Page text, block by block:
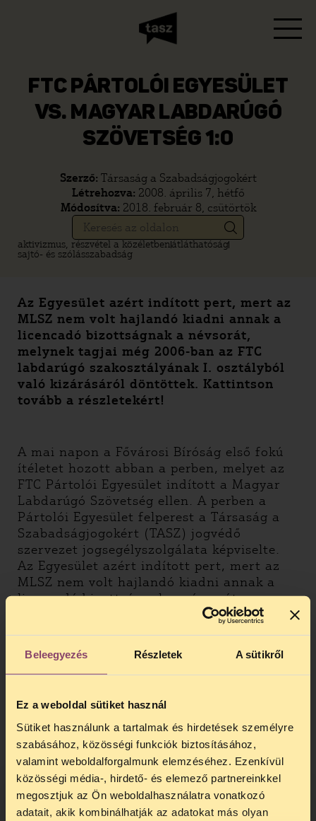
Beleegyezés Részletek A sütikről
Ez a weboldal sütiket használ
Sütiket használunk a tartalmak és hirdetések személyre
szabásához, közösségi funkciók biztosításához,
valamint weboldalforgalmunk elemzéséhez. Ezenkívül
közösségi média-, hirdető- és elemező partnereinkkel
megosztjuk az Ön weboldalhasználatra vonatkozó
adatait, akik kombinálhatják az adatokat más olyan
FTC PÁRTOLÓI EGYESÜLET
VS. MAGYAR LABDARÚGÓ
SZÖVETSÉG 1:0
Szerző: Társaság a Szabadságjogokért
Létrehozva: 2008. április 7, hétfő
Módosítva: 2018. február 8, csütörtök
aktivizmus, részvétel a közéletbenátláthatóság
sajtó- és szólásszabadság
Az Egyesület azért indított pert, mert az
MLSZ nem volt hajlandó kiadni annak a
licencadó bizottságnak a névsorát,
melynek tagjai még 2006-ban az FTC
labdarúgó szakosztályának I. osztályból
való kizárásáról döntöttek. Kattintson
tovább a részletekért!
A mai napon a Fővárosi Bíróság első fokú
ítéletet hozott abban a perben, melyet az
FTC Pártolói Egyesület indított a Magyar
Labdarúgó Szövetség ellen. A perben a
Pártolói Egyesület felperest a Társaság a
Szabadságjogokért (TASZ) jogvédő
szervezet jogsegélyszolgálata képviselte.
Az Egyesület azért indított pert, mert az
MLSZ nem volt hajlandó kiadni annak a
licencadó bizottságnak a névsorát,
melynek tagjai még 2006-ban az FTC
való kizárásáról döntöttek. A TASZ által
precedens értékűnek tartott perben a
Fővárosi Bíróság elsőfokú ítéletében úgy
kért adatokat, mert a bizottság tagjainak
névsora közérdekből nyilvános adatnak
számít.
Kérjük, a rendelkezésére álló eszközökkel
segítse elő, hogy az ügyről minél többen
tudomást szerezhessenek!